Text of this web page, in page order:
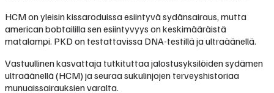
HCM on yleisin kissaroduissa esiintyvä sydänsairaus, mutta
american bobtaililla sen esiintyvyys on keskimääräistä
matalampi. PKD on testattavissa DNA-testillä ja ultraäänellä.
Vastuullinen kasvattaja tutkituttaa jalostusyksilöiden sydämen
ultraäänellä (HCM) ja seuraa sukulinjojen terveyshistoriaa
munuaissairauksien varalta.